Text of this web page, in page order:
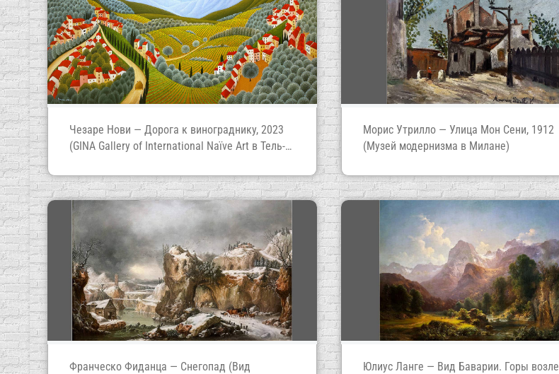
Чезаре Нови — Дорога к винограднику, 2023
(GINA Gallery of International Naïve Art в Тель-
Морис Утрилло — Улица Мон Сени, 1912
(Музей модернизма в Милане)
Франческо Фиданца — Снегопад (Вид
Юлиус Ланге — Вид Баварии. Горы возле